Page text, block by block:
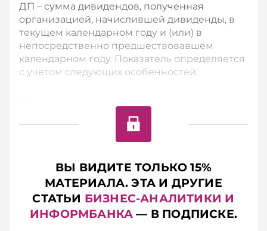
ДП – сумма дивидендов, полученная
организацией, начислившей дивиденды, в
текущем календарном году и (или) в
непосредственно предшествовавшем
календарном году. Показатель определяется
с учетом следующих особенностей:
ВЫ ВИДИТЕ ТОЛЬКО 15%
МАТЕРИАЛА. ЭТА И ДРУГИЕ
СТАТЬИ БИЗНЕС-АНАЛИТИКИ И
ИНФОРМБАНКА — В ПОДПИСКЕ.